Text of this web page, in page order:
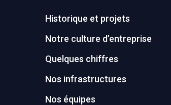
Historique et projets
Notre culture d’entreprise
Quelques chiffres
Nos infrastructures
Nos équipes